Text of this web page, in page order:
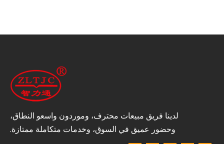
لدينا فريق مبيعات محترف، وموردون واسعو النطاق،
وحضور عميق في السوق، وخدمات متكاملة ممتازة.